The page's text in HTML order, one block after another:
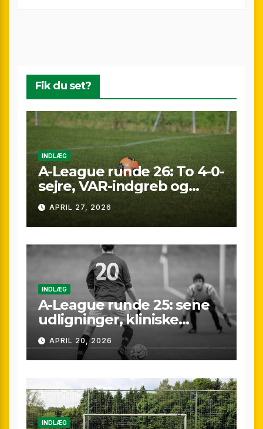
Fik du set?
INDLÆG
A-League runde 26: To 4-0-
sejre, VAR-indgreb og
sene scoringer – fuld
gennemgang af
weekenden
APRIL 27, 2026
INDLÆG
A-League runde 25: sene
udligninger, kliniske
kontraster og små
marginaler
APRIL 20, 2026
INDLÆG